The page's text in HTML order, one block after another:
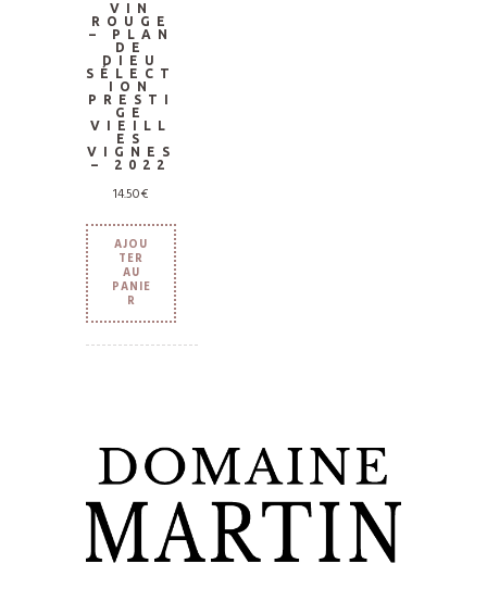
VIN
ROUGE
– PLAN
DE
DIEU
SÉLECT
ION
PRESTI
GE
VIEILL
ES
VIGNES
– 2022
14.50€
AJOU
TER
AU
PANIE
R